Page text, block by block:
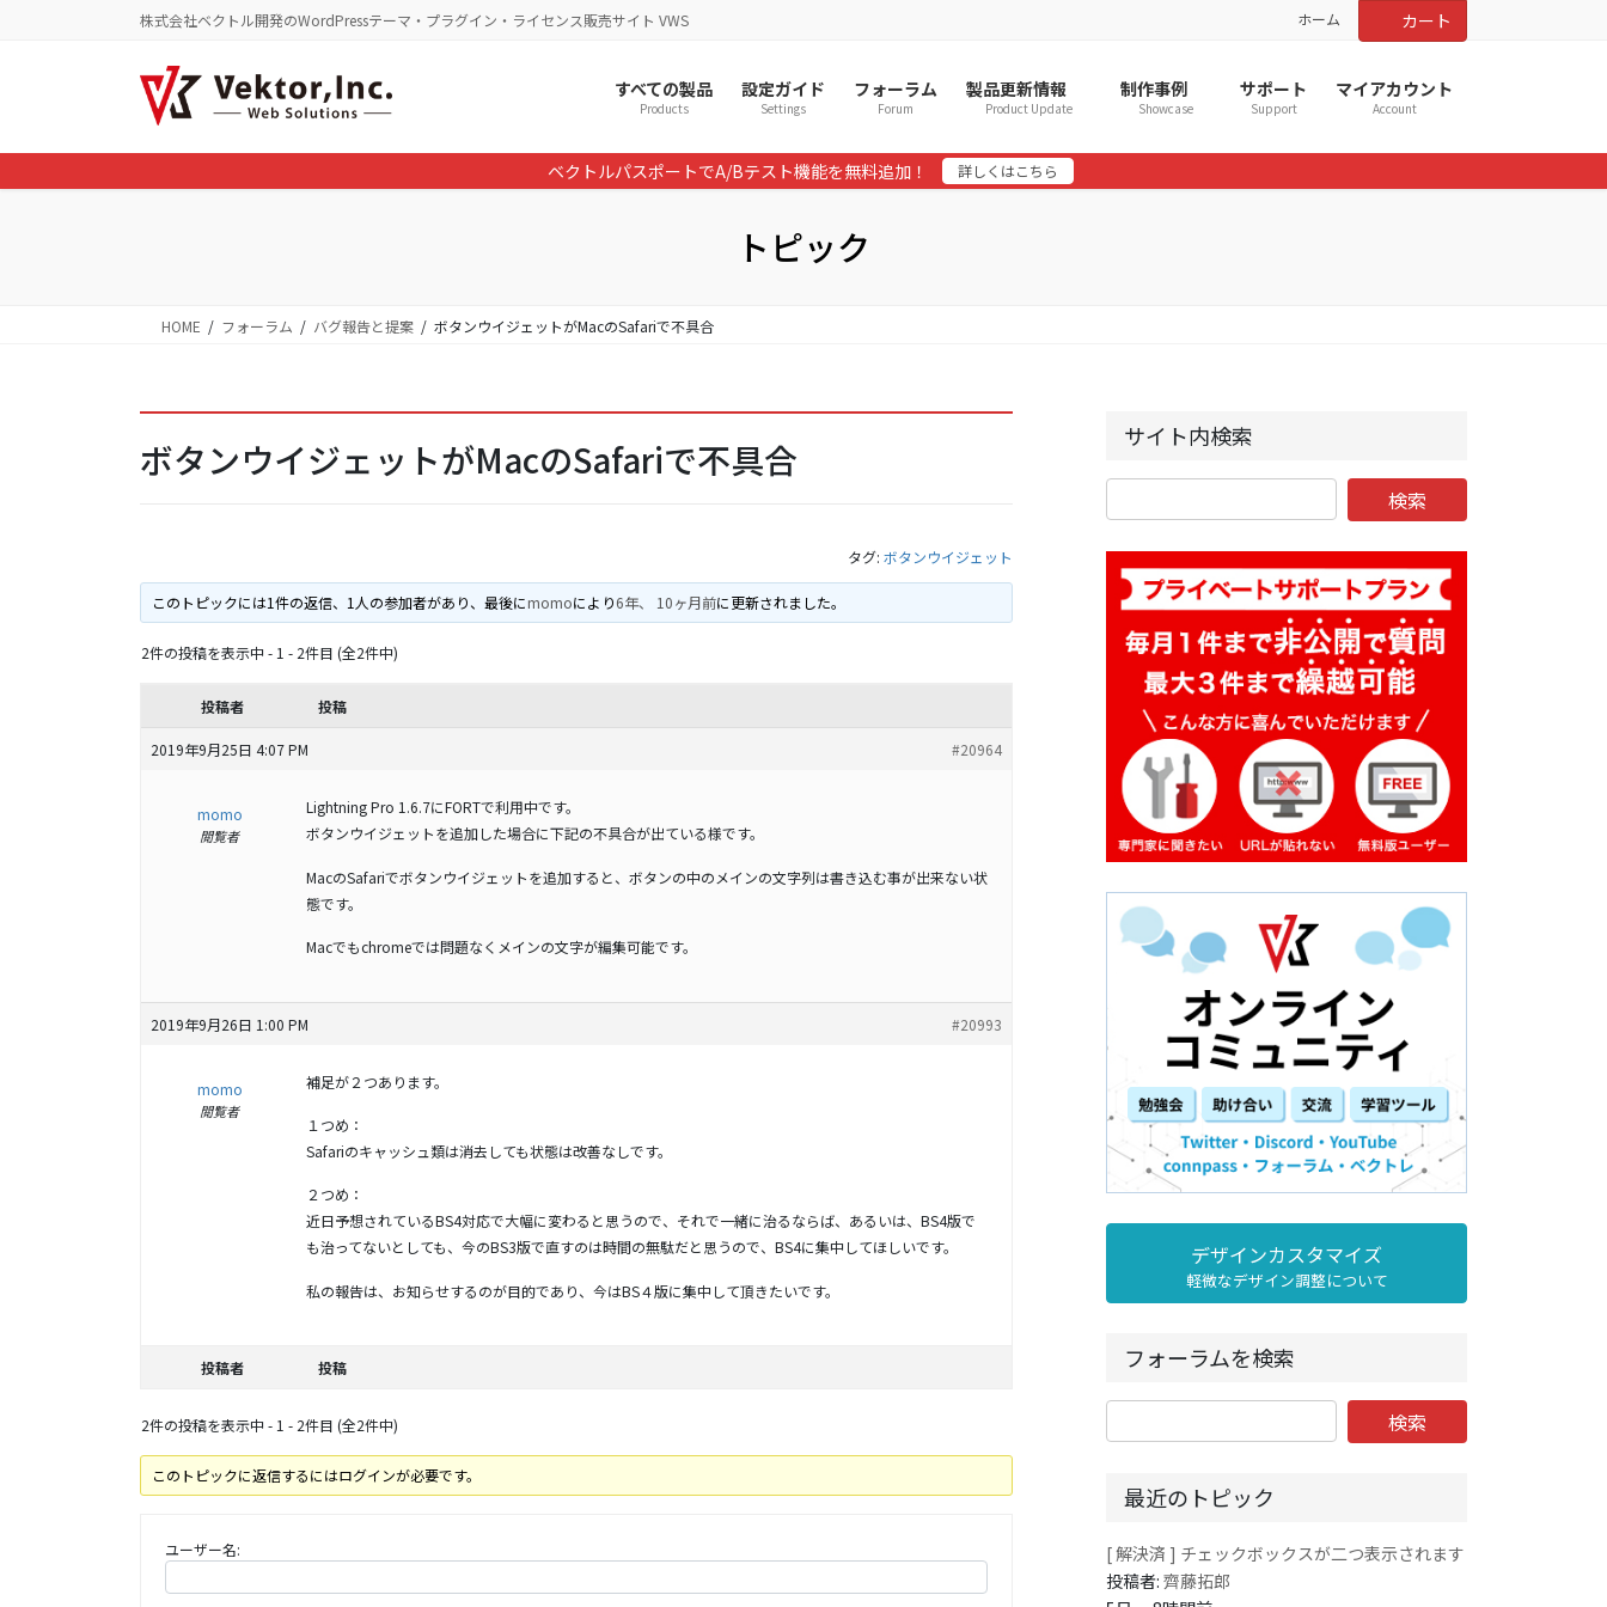
に
移
ョ
ン
株式会社ベクトル開発のWordPressテーマ・プラグイン・ライセンス販売サイト VWS ホーム カート
すべての製品
Products
設定ガイド
Settings
フォーラム
Forum
製品更新情報
Product Update
制作事例
Showcase
サポート
Support
マイアカウント
Account
ベクトルパスポートでA/Bテスト機能を無料追加！ 詳しくはこちら
トピック
HOME フォーラム バグ報告と提案 ボタンウイジェットがMacのSafariで不具合
ボタンウイジェットがMacのSafariで不具合
タグ: ボタンウイジェット
このトピックには1件の返信、1人の参加者があり、最後にmomoにより6年、 10ヶ月前に更新されました。
2件の投稿を表示中 - 1 - 2件目 (全2件中)
投稿者 投稿
2019年9月25日 4:07 PM #20964
momo
閲覧者
Lightning Pro 1.6.7にFORTで利用中です。
ボタンウイジェットを追加した場合に下記の不具合が出ている様です。
MacのSafariでボタンウイジェットを追加すると、ボタンの中のメインの文字列は書き込む事が出来ない状
態です。
Macでもchromeでは問題なくメインの文字が編集可能です。
2019年9月26日 1:00 PM #20993
momo
閲覧者
補足が２つあります。
１つめ：
Safariのキャッシュ類は消去しても状態は改善なしです。
２つめ：
近日予想されているBS4対応で大幅に変わると思うので、それで一緒に治るならば、あるいは、BS4版で
も治ってないとしても、今のBS3版で直すのは時間の無駄だと思うので、BS4に集中してほしいです。
私の報告は、お知らせするのが目的であり、今はBS４版に集中して頂きたいです。
投稿者 投稿
2件の投稿を表示中 - 1 - 2件目 (全2件中)
このトピックに返信するにはログインが必要です。
ユーザー名:
サイト内検索
デザインカスタマイズ
軽微なデザイン調整について
フォーラムを検索
最近のトピック
[ 解決済 ] チェックボックスが二つ表示されます
投稿者:齊藤拓郎